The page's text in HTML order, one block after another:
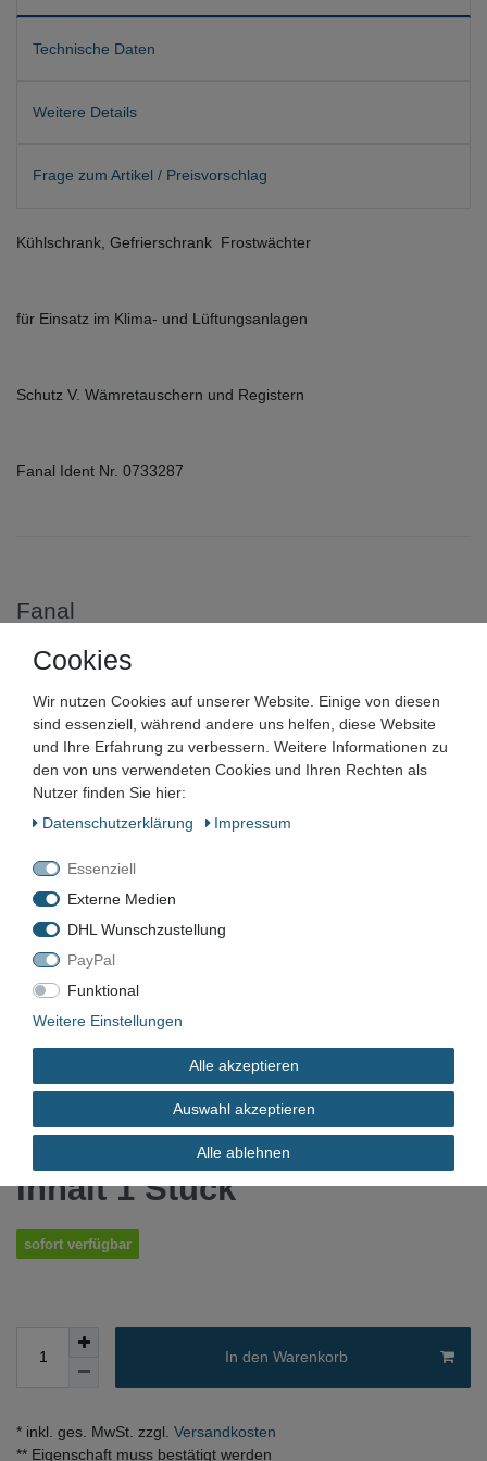
Technische Daten
Weitere Details
Frage zum Artikel / Preisvorschlag
Kühlschrank, Gefrierschrank Frostwächter
für Einsatz im Klima- und Lüftungsanlagen
Schutz V. Wämretauschern und Registern
Fanal Ident Nr. 0733287
Fanal
FANAL TW115-S0
Temperaturregler Kühlanlage
Kälteregler 073328700
073328700
20,45 EUR*
Inhalt1Stück
sofort verfügbar
In den Warenkorb
* inkl. ges. MwSt. zzgl. Versandkosten
** Eigenschaft muss bestätigt werden
Cookies
Wir nutzen Cookies auf unserer Website. Einige von diesen
sind essenziell, während andere uns helfen, diese Website
und Ihre Erfahrung zu verbessern. Weitere Informationen zu
den von uns verwendeten Cookies und Ihren Rechten als
Nutzer finden Sie hier:
Daten­schutz­erklärung
Impressum
Essenziell
Externe Medien
DHL Wunschzustellung
PayPal
Funktional
Weitere Einstellungen
Alle akzeptieren
Auswahl akzeptieren
Alle ablehnen